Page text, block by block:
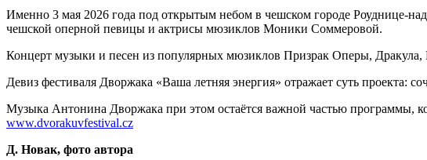
Именно 3 мая 2026 года под открытым небом в чешском городе Роуднице-
чешской оперной певицы и актрисы мюзиклов Моники Соммеровой.
Концерт музыки и песен из популярных мюзиклов Призрак Оперы, Дракула,
Девиз фестиваля Дворжака «Ваша летняя энергия» отражает суть проекта:
Музыка Антонина Дворжака при этом остаётся важной частью программы,
www.dvorakuvfestival.cz
Д. Новак, фото автора